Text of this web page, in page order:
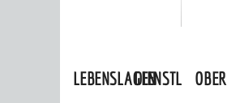
LEBENSLAGEN